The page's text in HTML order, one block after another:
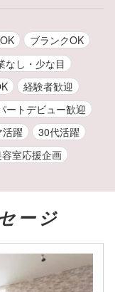
ブランクOK
なし・少な目
経験者歓迎
ートデビュー歓迎
躍
30代活躍
室応援企画
ージ